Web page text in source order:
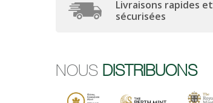
Livraisons rapides et
sécurisées
NOUS DISTRIBUONS